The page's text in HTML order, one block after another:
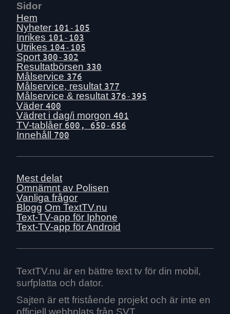
Sön 5 juli
Lör 4 juli
Fre 3 juli
Tors 2 juli
Ons 1 juli
Tis 30 juni
Mån 29 juni
Sön 28 juni
Lör 27 juni
Fre 26 juni
Tors 25 juni
Tis 23 juni
Mån 22 juni
Sön 21 juni
Lör 20 juni
Ons 17 juni
Tis 16 juni
Mån 15 juni
Sidor
Hem
Nyheter 101-105
Inrikes 101-103
Utrikes 104-105
Sport 300-302
Resultatbörsen 330
Målservice 376
Målservice, resultat 377
Målservice & resultat 376-395
Väder 400
Vädret i dag/i morgon 401
TV-tablåer 600, 650-656
Innehåll 700
Mest delat
Omnämnt av Polisen
Vanliga frågor
Blogg Om TextTV.nu
Text-TV-app för Iphone
Text-TV-app för Android
TextTV.nu är en bättre text tv för din mobil,
surfplatta och dator.
Sajten är ett fristående projekt och är inte en
officiell webbplats från SVT.